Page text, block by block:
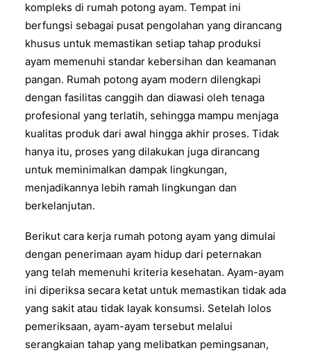
kompleks di rumah potong ayam. Tempat ini
berfungsi sebagai pusat pengolahan yang dirancang
khusus untuk memastikan setiap tahap produksi
ayam memenuhi standar kebersihan dan keamanan
pangan. Rumah potong ayam modern dilengkapi
dengan fasilitas canggih dan diawasi oleh tenaga
profesional yang terlatih, sehingga mampu menjaga
kualitas produk dari awal hingga akhir proses. Tidak
hanya itu, proses yang dilakukan juga dirancang
untuk meminimalkan dampak lingkungan,
menjadikannya lebih ramah lingkungan dan
berkelanjutan.
Berikut cara kerja rumah potong ayam yang dimulai
dengan penerimaan ayam hidup dari peternakan
yang telah memenuhi kriteria kesehatan. Ayam-ayam
ini diperiksa secara ketat untuk memastikan tidak ada
yang sakit atau tidak layak konsumsi. Setelah lolos
pemeriksaan, ayam-ayam tersebut melalui
serangkaian tahap yang melibatkan pemingsanan,